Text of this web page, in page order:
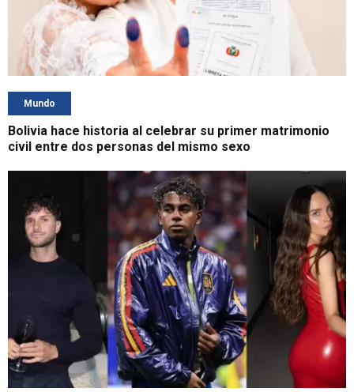
Mundo
Bolivia hace historia al celebrar su primer matrimonio
civil entre dos personas del mismo sexo